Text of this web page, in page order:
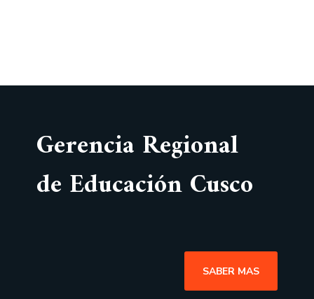
Gerencia Regional
de Educación Cusco
SABER MAS